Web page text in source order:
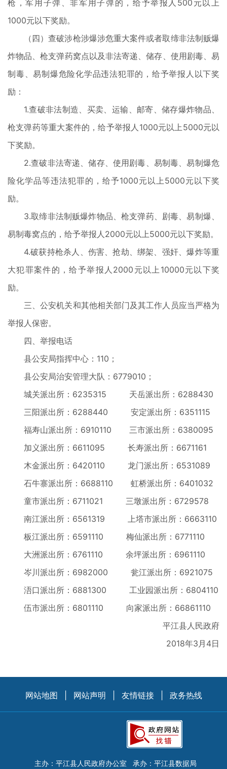
枪，军用子弹、非军用子弹的，给予举报人500元以上
1000元以下奖励。
（四）查破涉枪涉爆涉危重大案件或者取缔非法制贩爆
炸物品、枪支弹药窝点以及非法寄递、储存、使用剧毒、易
制毒、易制爆危险化学品违法犯罪的，给予举报人以下奖
励：
1.查破非法制造、买卖、运输、邮寄、储存爆炸物品、
枪支弹药等重大案件的，给予举报人1000元以上5000元以
下奖励。
2.查破非法寄递、储存、使用剧毒、易制毒、易制爆危
险化学品等违法犯罪的，给予1000元以上5000元以下奖
励。
3.取缔非法制贩爆炸物品、枪支弹药、剧毒、易制爆、
易制毒窝点的，给予举报人2000元以上5000元以下奖励。
4.破获持枪杀人、伤害、抢劫、绑架、强奸、爆炸等重
大犯罪案件的，给予举报人2000元以上10000元以下奖
励。
三、公安机关和其他相关部门及其工作人员应当严格为
举报人保密。
四、举报电话
县公安局指挥中心：110；
县公安局治安管理大队：6779010；
城关派出所：6235315 天岳派出所：6288430
三阳派出所：6288440 安定派出所：6351115
福寿山派出所：6910110 三市派出所：6380095
加义派出所：6611095 长寿派出所：6671161
木金派出所：6420110 龙门派出所：6531089
石牛寨派出所：6688110 虹桥派出所：6401032
童市派出所：6711021 三墩派出所：6729578
南江派出所：6561319 上塔市派出所：6663110
板江派出所：6591110 梅仙派出所：6771110
大洲派出所：6761110 余坪派出所：6961110
岑川派出所：6982000 瓮江派出所：6921075
浯口派出所：6881300 工业园派出所：6804110
伍市派出所：6801110 向家派出所：66861110
平江县人民政府
2018年3月4日
网站地图 网站声明 友情链接 政务热线
主办：平江县人民政府办公室 承办：平江县数据局